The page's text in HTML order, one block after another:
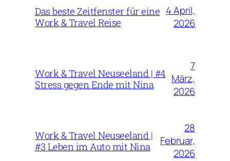
Das beste Zeitfenster für eine
Work & Travel Reise
4 April,
2026
Work & Travel Neuseeland | #4
Stress gegen Ende mit Nina
7
März,
2026
Work & Travel Neuseeland |
#3 Leben im Auto mit Nina
28
Februar,
2026